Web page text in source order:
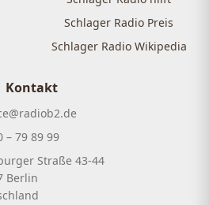
Schlager Radio Preis
Schlager Radio Wikipedia
Kontakt
– 79 89 99
Straße 43-44
Berlin